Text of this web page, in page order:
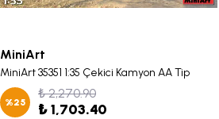
MiniArt
MiniArt 35351 1:35 Çekici Kamyon AA Tip
%25
₺ 2,270.90
₺ 1,703.40